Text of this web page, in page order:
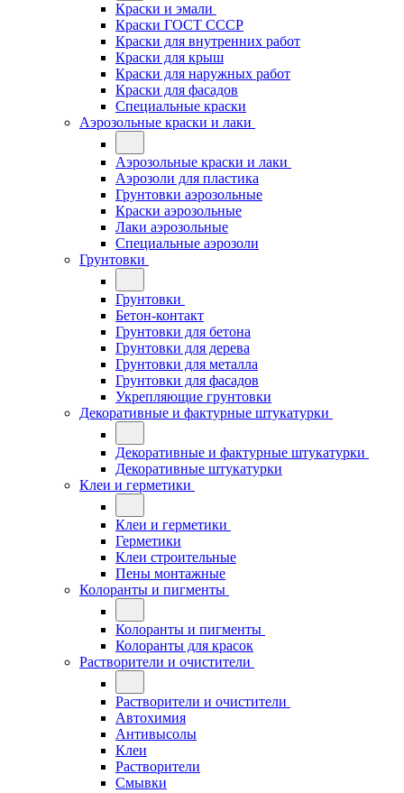
Краски и эмали
Краски ГОСТ СССР
Краски для внутренних работ
Краски для крыш
Краски для наружных работ
Краски для фасадов
Специальные краски
Аэрозольные краски и лаки
Аэрозольные краски и лаки
Аэрозоли для пластика
Грунтовки аэрозольные
Краски аэрозольные
Лаки аэрозольные
Специальные аэрозоли
Грунтовки
Грунтовки
Бетон-контакт
Грунтовки для бетона
Грунтовки для дерева
Грунтовки для металла
Грунтовки для фасадов
Укрепляющие грунтовки
Декоративные и фактурные штукатурки
Декоративные и фактурные штукатурки
Декоративные штукатурки
Клеи и герметики
Клеи и герметики
Герметики
Клеи строительные
Пены монтажные
Колоранты и пигменты
Колоранты и пигменты
Колоранты для красок
Растворители и очистители
Растворители и очистители
Автохимия
Антивысолы
Клеи
Растворители
Смывки